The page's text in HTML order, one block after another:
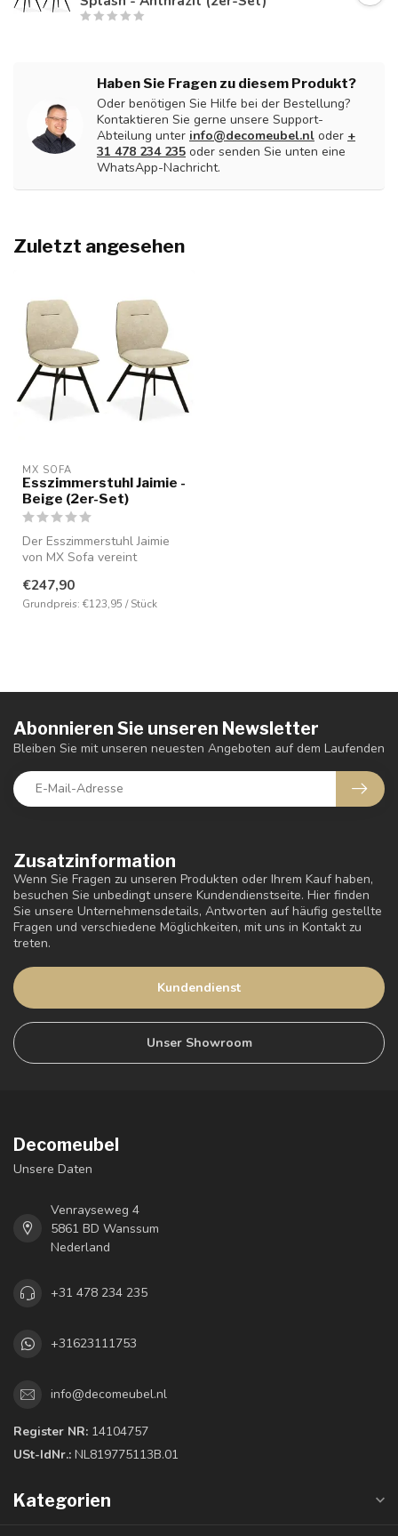
Haben Sie Fragen zu diesem Produkt?
Oder benötigen Sie Hilfe bei der Bestellung?
Kontaktieren Sie gerne unsere Support-
Abteilung unter info@decomeubel.nl oder +
31 478 234 235 oder senden Sie unten eine
WhatsApp-Nachricht.
Zuletzt angesehen
MX SOFA
Esszimmerstuhl Jaimie -
Beige (2er-Set)
Der Esszimmerstuhl Jaimie
von MX Sofa vereint
in ei...
€247,90
Grundpreis: €123,95 / Stück
Zusatzinformation
Wenn Sie Fragen zu unseren Produkten oder Ihrem Kauf haben,
besuchen Sie unbedingt unsere Kundendienstseite. Hier finden
Sie unsere Unternehmensdetails, Antworten auf häufig gestellte
Fragen und verschiedene Möglichkeiten, mit uns in Kontakt zu
treten.
Kundendienst
Unser Showroom
Abonnieren Sie unseren Newsletter
Bleiben Sie mit unseren neuesten Angeboten auf dem Laufenden
Decomeubel
Unsere Daten
Venrayseweg 4
5861 BD Wanssum
Nederland
+31 478 234 235
+31623111753
info@decomeubel.nl
Register NR: 14104757
USt-IdNr.: NL819775113B.01
Kategorien